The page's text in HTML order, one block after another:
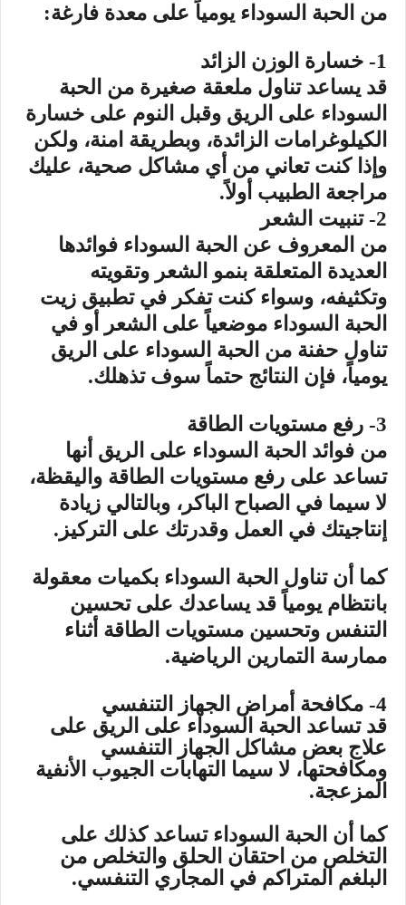
من الحبة السوداء يومياً على معدة فارغة:
1- خسارة الوزن الزائد
قد يساعد تناول ملعقة صغيرة من الحبة
السوداء على الريق وقبل النوم على خسارة
الكيلوغرامات الزائدة، وبطريقة امنة، ولكن
وإذا كنت تعاني من أي مشاكل صحية، عليك
مراجعة الطبيب أولاً.
2- تنبيت الشعر
من المعروف عن الحبة السوداء فوائدها
العديدة المتعلقة بنمو الشعر وتقويته
وتكثيفه، وسواء كنت تفكر في تطبيق زيت
الحبة السوداء موضعياً على الشعر أو في
تناول حفنة من الحبة السوداء على الريق
يومياً، فإن النتائج حتماً سوف تذهلك.
3- رفع مستويات الطاقة
من فوائد الحبة السوداء على الريق أنها
تساعد على رفع مستويات الطاقة واليقظة،
لا سيما في الصباح الباكر، وبالتالي زيادة
إنتاجيتك في العمل وقدرتك على التركيز.
كما أن تناول الحبة السوداء بكميات معقولة
بانتظام يومياً قد يساعدك على تحسين
التنفس وتحسين مستويات الطاقة أثناء
ممارسة التمارين الرياضية.
4- مكافحة أمراض الجهاز التنفسي
قد تساعد الحبة السوداء على الريق على
علاج بعض مشاكل الجهاز التنفسي
ومكافحتها، لا سيما التهابات الجيوب الأنفية
المزعجة.
كما أن الحبة السوداء تساعد كذلك على
التخلص من احتقان الحلق والتخلص من
البلغم المتراكم في المجاري التنفسي.